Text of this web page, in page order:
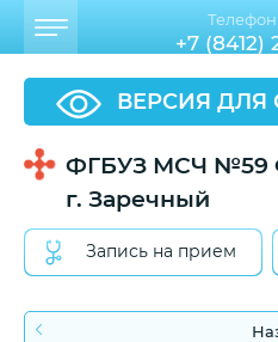
ВЕРСИЯ
ФГБУЗ МСЧ №59
г. Заречный
Запись на прием
+7 (8412)